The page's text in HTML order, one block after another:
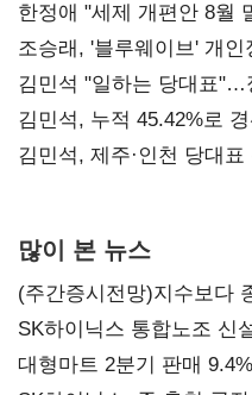
한정애 "세제 개편안 8월
조승래, '블루웨이브' 개
통감"
김민석 "일하는 당대표"…
김민석, 누적 45.42%로
0.86%p(2보)
김민석, 제주·인천 당대
많이 본 뉴스
(주간증시전망)지수보다
SK하이닉스 통합노조 신
불만 확산
대형마트 2분기 판매